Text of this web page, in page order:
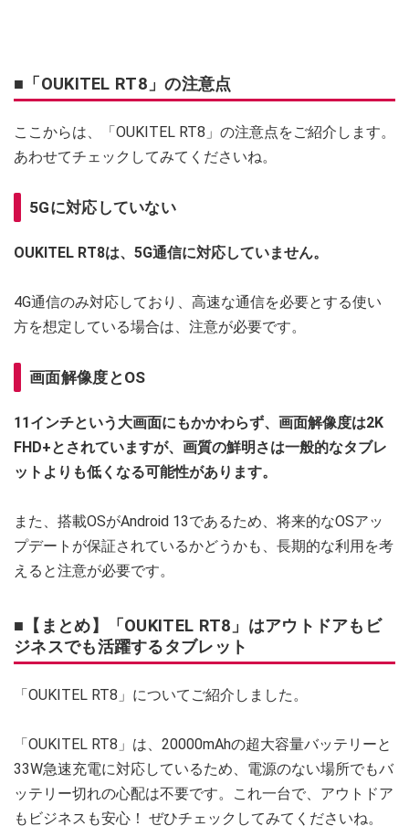
■「OUKITEL RT8」の注意点
ここからは、「OUKITEL RT8」の注意点をご紹介します。
あわせてチェックしてみてくださいね。
5Gに対応していない
OUKITEL RT8は、5G通信に対応していません。
4G通信のみ対応しており、高速な通信を必要とする使い
方を想定している場合は、注意が必要です。
画面解像度とOS
11インチという大画面にもかかわらず、画面解像度は2K
FHD+とされていますが、画質の鮮明さは一般的なタブレ
ットよりも低くなる可能性があります。
また、搭載OSがAndroid 13であるため、将来的なOSアッ
プデートが保証されているかどうかも、長期的な利用を考
えると注意が必要です。
■【まとめ】「OUKITEL RT8」はアウトドアもビ
ジネスでも活躍するタブレット
「OUKITEL RT8」についてご紹介しました。
「OUKITEL RT8」は、20000mAhの超大容量バッテリーと
33W急速充電に対応しているため、電源のない場所でもバ
ッテリー切れの心配は不要です。これ一台で、アウトドア
もビジネスも安心！ ぜひチェックしてみてくださいね。